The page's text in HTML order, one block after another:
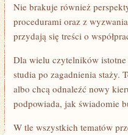
Nie brakuje również
procedurami oraz z
przydają się treści o
Dla wielu czytelników
studia po zagadnienia staży.
albo chcą odnaleźć nowy
podpowiada, jak świadomie
W tle wszystkich tematów